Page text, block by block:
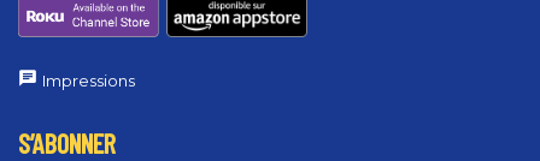
Impressions
S’ABONNER